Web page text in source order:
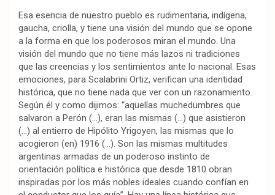
Esa esencia de nuestro pueblo es rudimentaria, indígena,
gaucha, criolla, y tiene una visión del mundo que se opone
a la forma en que los poderosos miran el mundo. Una
visión del mundo que no tiene más lazos ni tradiciones
que las creencias y los sentimientos ante lo nacional. Esas
emociones, para Scalabrini Ortiz, verifican una identidad
histórica, que no tiene nada que ver con un razonamiento.
Según él y como dijimos: “aquellas muchedumbres que
salvaron a Perón (…), eran las mismas (…) que asistieron
(…) al entierro de Hipólito Yrigoyen, las mismas que lo
acogieron (en) 1916 (…). Son las mismas multitudes
argentinas armadas de un poderoso instinto de
orientación política e histórica que desde 1810 obran
inspiradas por los más nobles ideales cuando confían en